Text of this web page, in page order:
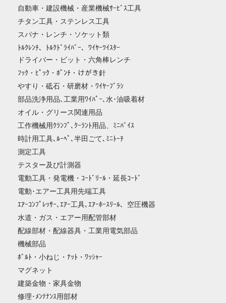
自動車・建設機械・産業機械ｻｰﾋﾞｽ工具
チタン工具・ステンレス工具
スパナ・レンチ・ソケット類
ﾄﾙｸﾚﾝﾁ、ﾄﾙｸﾄﾞﾗｲﾊﾞｰ、ﾜｲﾔｰﾂｲｽﾀｰ
ドライバー・ビット・六角棒レンチ
ﾌｯｸ・ﾋﾟｯｸ・ﾎﾟﾝﾁ・けがき針
やすり・砥石・研磨材・ﾜｲﾔｰﾌﾞﾗｼ
部品洗浄用品､工業用ﾜｲﾊﾟｰ､水･油吸着材
オイル・グリース関連用品
工作機械用ｸﾗﾝﾌﾟ､ｸｰﾗﾝﾄ用品、ﾐﾆﾊﾞｲｽ
時計用工具､ﾙｰﾍﾟ､半田ごて､ﾐﾆﾄｰﾁ
測定工具
テスター及び計測器
電動工具・発電機・ｺｰﾄﾞﾘｰﾙ・延長ｺｰﾄﾞ
電動･エアー工具用先端工具
ｴｱｰｺﾝﾌﾟﾚｯｻｰ､ｴｱｰ工具､ｴｱｰﾎｰｽﾘｰﾙ、空圧機器
水道・ガス・エアー用配管部材
配線部材・配線器具・工業用電気部品
機械部品
ﾎﾞﾙﾄ・小ねじ・ﾅｯﾄ・ﾜｯｼｬｰ
マグネット
建築金物・家具金物
修理･ﾒﾝﾃﾅﾝｽ用部材